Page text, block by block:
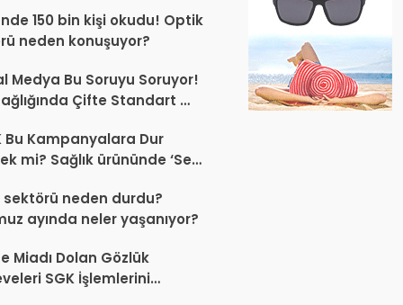
150 bin kişi okudu! Optik
neden konuşuyor?
Medya Bu Soruyu Soruyor!
Çifte Standart mı
Bu Kampanyalara Dur
mi? Sağlık ürününde ‘Set
neden durdu?
ayında neler yaşanıyor?
Miadı Dolan Gözlük
SGK İşlemlerini